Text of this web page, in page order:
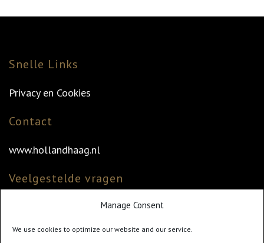
Manage Consent
We use cookies to optimize our website and our service.
Snelle Links
Privacy en Cookies
Contact
www.hollandhaag.nl
Veelgestelde vragen
Veelgestelde vragen